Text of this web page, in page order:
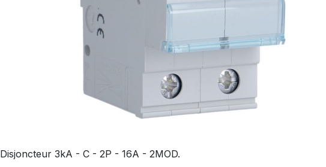
Disjoncteur 3kA - C - 2P - 16A - 2MOD.